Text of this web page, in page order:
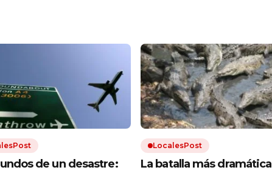
de un desastre:
LocalesPost
La batalla más